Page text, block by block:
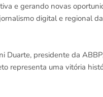
e gerando novas
digital e regional
Duarte, presidente da
representa uma vitória